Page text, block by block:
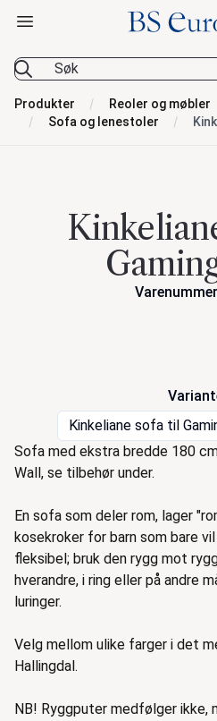
BS Eurobib
Åpne hovedmeny
Produkter Reoler og møbler
Sofa og lenestoler
Kinkeliane sofa til
Beskrivelse
Sofa med ekstra bredde 180
Wall, se tilbehør under.
En sofa som deler rom, lager
kosekroker for barn som bare
fleksibel; bruk den rygg mot
hverandre, i ring eller på andre
luringer.
Velg mellom ulike farger i det
Hallingdal.
NB! Ryggputer medfølger ikke,